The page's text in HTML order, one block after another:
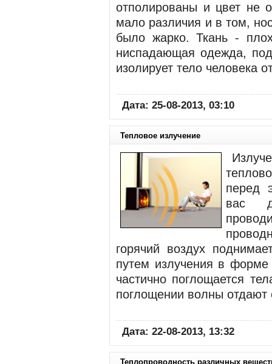
отполированы и цвет не
мало различия и в том,
было жарко. Ткань -
ниспадающая одежда,
изолирует тело человека
Дата: 25-08-2013, 03:10
Тепловое излучение
перед
вас
горячий воздух
путем излучения в форме
частично поглощается
поглощении волны
Дата: 22-08-2013, 13:32
Теплопроводность различных